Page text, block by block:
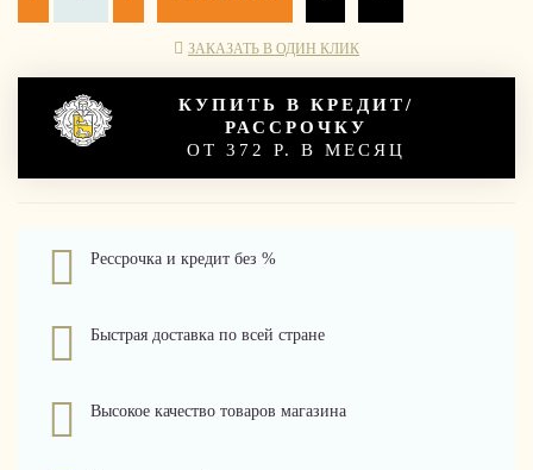
ЗАКАЗАТЬ В ОДИН КЛИК
КУПИТЬ В КРЕДИТ/
РАССРОЧКУ
ОТ 372 Р. В МЕСЯЦ
Рессрочка и кредит без %
Быстрая доставка по всей стране
Высокое качество товаров магазина